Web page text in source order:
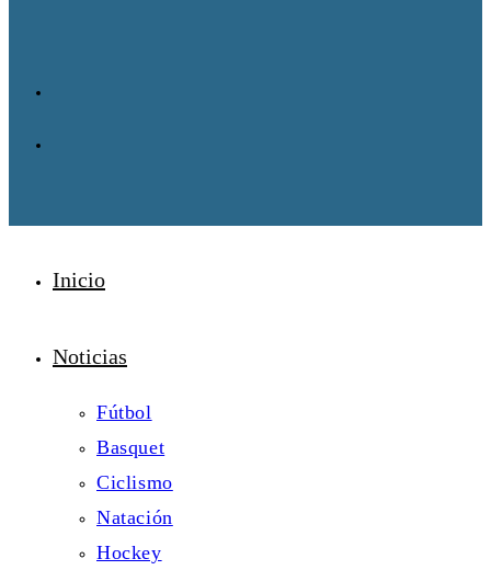
Inicio
Noticias
Fútbol
Basquet
Ciclismo
Natación
Hockey